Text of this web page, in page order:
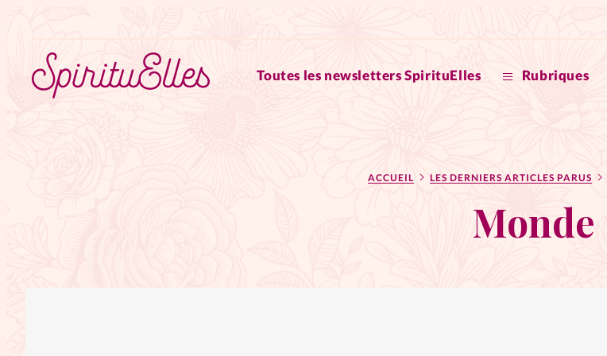
Toutes les newsletters SpirituElles Rubriques
ACCUEIL LES DERNIERS ARTICLES PARUS
Monde